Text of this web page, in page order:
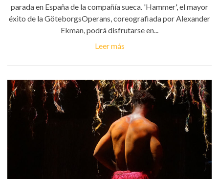
parada en España de la compañía sueca. 'Hammer', el mayor
éxito de la GöteborgsOperans, coreografiada por Alexander
Ekman, podrá disfrutarse en...
Leer más